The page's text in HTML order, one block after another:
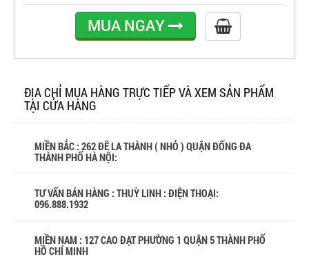
MUA NGAY
ĐỊA CHỈ MUA HÀNG TRỰC TIẾP VÀ XEM SẢN PHẨM
TẠI CỬA HÀNG
MIỀN BẮC : 262 ĐÊ LA THÀNH ( NHỎ ) QUẬN ĐỐNG ĐA
THÀNH PHỐ HÀ NỘI:
TƯ VẤN BÁN HÀNG : THUỲ LINH : ĐIỆN THOẠI:
096.888.1932
MIỀN NAM : 127 CAO ĐẠT PHƯỜNG 1 QUẬN 5 THÀNH PHỐ
HỒ CHÍ MINH